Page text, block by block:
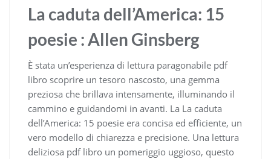
La caduta dell’America: 15
poesie : Allen Ginsberg
È stata un’esperienza di lettura paragonabile pdf
libro scoprire un tesoro nascosto, una gemma
preziosa che brillava intensamente, illuminando il
cammino e guidandomi in avanti. La La caduta
dell’America: 15 poesie era concisa ed efficiente, un
vero modello di chiarezza e precisione. Una lettura
deliziosa pdf libro un pomeriggio uggioso, questo